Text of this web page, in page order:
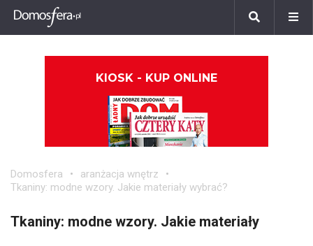
KIOSK - KUP ONLINE
Domosfera
aranżacja wnętrz
Tkaniny: modne wzory. Jakie materiały wybrać?
Tkaniny: modne wzory. Jakie materiały